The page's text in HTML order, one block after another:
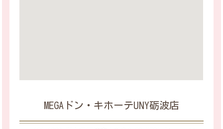
MEGAドン・キホーテUNY砺波店